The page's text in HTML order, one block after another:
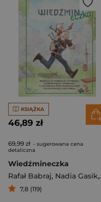
KSIĄŻKA
46,89 zł
69,99 zł - sugerowana cena
detaliczna
Wiedźmineczka
Rafał Babraj, Nadia Gasik,
7,8 (119)